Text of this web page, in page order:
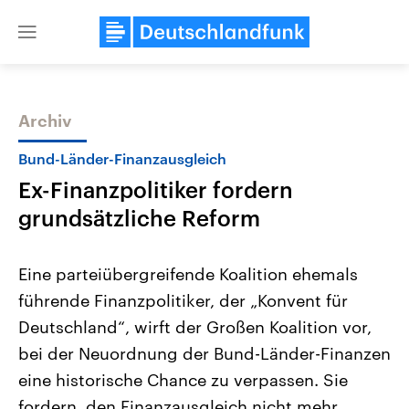
Close
Themen
Landtagswahl Sachsen-Anhalt
2026
Alle Informationen
Sachsen-Anhalt wählt am 6.
September 2026 einen neuen
Landtag. Seit 2021 wird das
Bundesland von einer Koalition aus
USA
Aktuelle Beiträge,
Hintergründe
Wirtschaftlich und
gehören die Vereinigten
den mächtigsten Ländern
mit großem Einfluss auf
Archiv
Bund-Länder-Finanzausgleich
Ex-Finanzpolitiker fordern
grundsätzliche Reform
Eine parteiübergreifende Koalition ehemals
führende Finanzpolitiker, der „Konvent für
Deutschland“, wirft der Großen Koalition vor,
bei der Neuordnung der Bund-Länder-Finanzen
eine historische Chance zu verpassen. Sie